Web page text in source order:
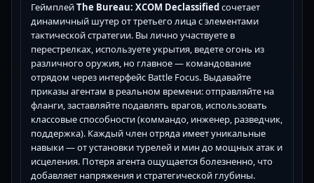
ГеймплейThe Bureau: XCOM Declassified сочетает
динамичный шутер от третьего лица с элементами
тактической стратегии. Вы лично участвуете в
перестрелках, используете укрытия, ведете огонь из
различного оружия, но главное — командование
отрядом через интерфейс Battle Focus. Выдавайте
приказы агентам в реальном времени: отправляйте на
фланги, заставляйте подавлять врагов, использовать
классовые способности (коммандо, инженер, разведчик,
поддержка). Каждый член отряда имеет уникальные
навыки — от установки турелей и мин до мощных атак и
исцеления. Потеря агента ощущается болезненно, что
добавляет напряжения и стратегической глубины.